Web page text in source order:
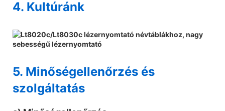
4. Kultúránk
5. Minőségellenőrzés és
szolgáltatás